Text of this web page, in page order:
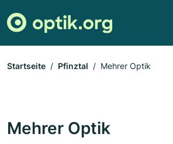
Startseite Pfinztal Mehrer Optik
Mehrer Optik